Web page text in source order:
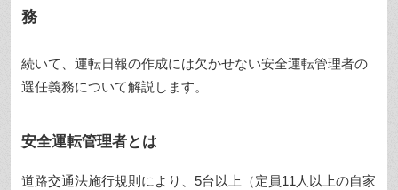
務
続いて、運転日報の作成には欠かせない安全運転管理者の
選任義務について解説します。
安全運転管理者とは
道路交通法施行規則により、5台以上（定員11人以上の自家